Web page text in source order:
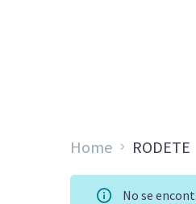
Home RODETE
No se